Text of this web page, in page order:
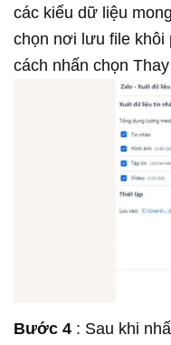
các kiểu dữ liệu
chọn nơi lưu file khôi
cách nhấn chọn
Bước 4 : Sau khi